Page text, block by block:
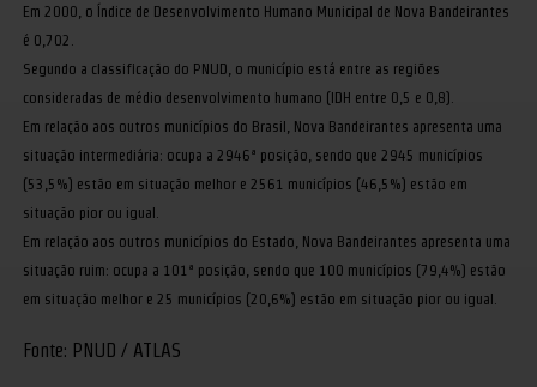
Em 2000, o Índice de Desenvolvimento Humano Municipal de Nova Bandeirantes
é 0,702.
Segundo a classificação do PNUD, o município está entre as regiões
consideradas de médio desenvolvimento humano (IDH entre 0,5 e 0,8).
Em relação aos outros municípios do Brasil, Nova Bandeirantes apresenta uma
situação intermediária: ocupa a 2946ª posição, sendo que 2945 municípios
(53,5%) estão em situação melhor e 2561 municípios (46,5%) estão em
situação pior ou igual.
Em relação aos outros municípios do Estado, Nova Bandeirantes apresenta uma
situação ruim: ocupa a 101ª posição, sendo que 100 municípios (79,4%) estão
em situação melhor e 25 municípios (20,6%) estão em situação pior ou igual.
Fonte: PNUD / ATLAS